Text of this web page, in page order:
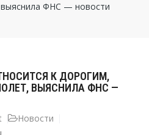
выяснила ФНС — новости
К ДОРОГИМ,
ВЫЯСНИЛА ФНС —
Новости